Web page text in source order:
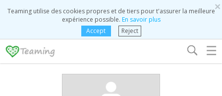
×
Teaming utilise des cookies propres et de tiers pour t'assurer la meilleure
expérience possible. En savoir plus
Accept
Reject
☰